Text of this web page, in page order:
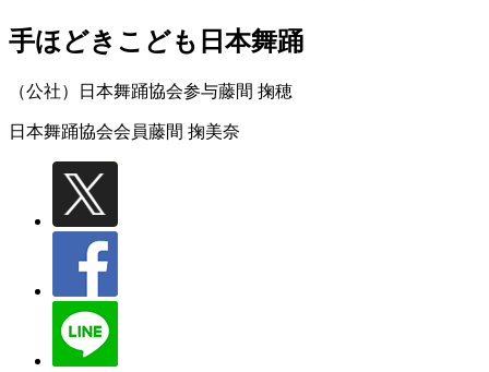
手ほどきこども日本舞踊
（公社）日本舞踊協会参与藤間 掬穂
日本舞踊協会会員藤間 掬美奈